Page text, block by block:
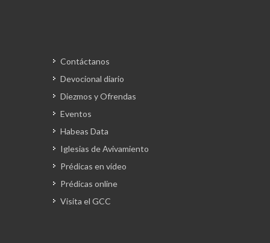
Contáctanos
Devocional diario
Diezmos y Ofrendas
Eventos
Habeas Data
Iglesias de Avivamiento
Prédicas en vídeo
Prédicas online
Visita el GCC